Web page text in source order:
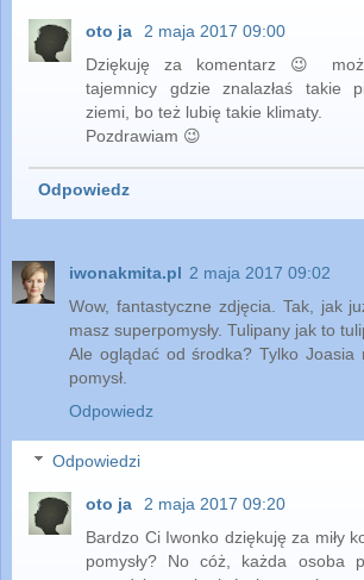
oto ja
2 maja 2017 09:00
Dziękuję za komentarz 😉
tajemnicy gdzie znalazłaś takie
ziemi, bo też lubię takie klimaty.
Pozdrawiam 😉
Odpowiedz
iwonakmita.pl 2 maja 2017 09:02
Wow, fantastyczne zdjęcia. Tak, jak
masz superpomysły. Tulipany jak to
Ale oglądać od środka? Tylko Joasia
pomysł.
Odpowiedz
Odpowiedzi
oto ja
2 maja 2017 09:20
Bardzo Ci Iwonko dziękuję za miły
pomysły? No cóż, każda osoba